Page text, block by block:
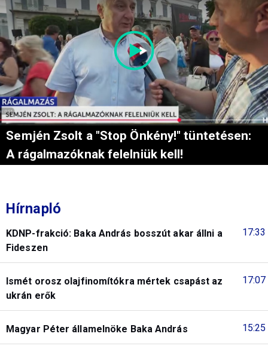
Semjén Zsolt a "Stop Önkény!" tüntetésen:
A rágalmazóknak felelniük kell!
Hírnapló
17:33
KDNP-frakció: Baka András bosszút akar állni a
Fideszen
17:07
Ismét orosz olajfinomítókra mértek csapást az
ukrán erők
15:25
Magyar Péter államelnöke Baka András